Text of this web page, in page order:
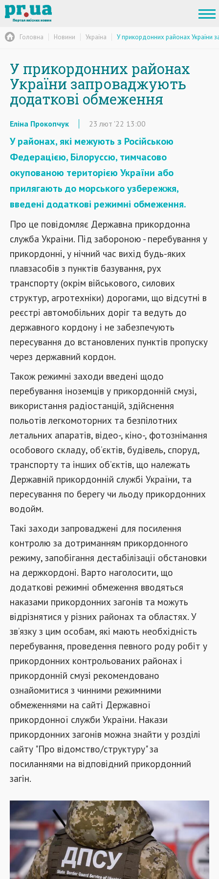
Головна Новини Україна У прикордонних районах України
У прикордонних районах
України запроваджують
додаткові обмеження
Еліна Прокопчук 23 лют '22 13:00
У районах, які межують з Російською
Федерацією, Білоруссю, тимчасово
окупованою територією України або
прилягають до морського узбережжя,
введені додаткові режимні обмеження.
Про це повідомляє Державна прикордонна
служба України. Під забороною - перебування у
прикордонні, у нічний час вихід будь-яких
плавзасобів з пунктів базування, рух
транспорту (окрім військового, силових
структур, агротехніки) дорогами, що відсутні в
реєстрі автомобільних доріг та ведуть до
державного кордону і не забезпечують
пересування до встановлених пунктів пропуску
через державний кордон.
Також режимні заходи введені щодо
перебування іноземців у прикордонній смузі,
використання радіостанцій, здійснення
польотів легкомоторних та безпілотних
летальних апаратів, відео-, кіно-, фотознімання
особового складу, об’єктів, будівель, споруд,
транспорту та інших об’єктів, що належать
Державній прикордонній службі України, та
пересування по берегу чи льоду прикордонних
водойм.
Такі заходи запроваджені для посилення
контролю за дотриманням прикордонного
режиму, запобігання дестабілізації обстановки
на держкордоні. Варто наголосити, що
додаткові режимні обмеження вводяться
наказами прикордонних загонів та можуть
відрізнятися у різних районах та областях. У
зв’язку з цим особам, які мають необхідність
перебування, проведення певного роду робіт у
прикордонних контрольованих районах і
прикордонній смузі рекомендовано
ознайомитися з чинними режимними
обмеженнями на сайті Державної
прикордонної служби України. Накази
прикордонних загонів можна знайти у розділі
сайту "Про відомство/структуру" за
посиланнями на відповідний прикордонний
загін.